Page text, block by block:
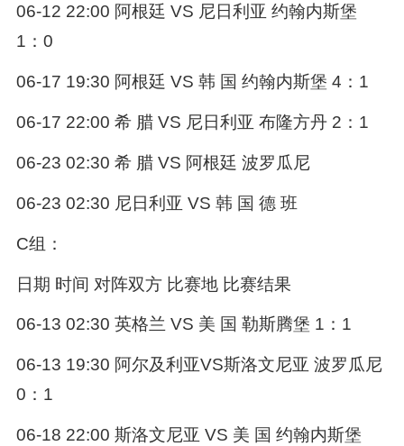
06-12 22:00 阿根廷 VS 尼日利亚 约翰内斯堡
1：0
06-17 19:30 阿根廷 VS 韩 国 约翰内斯堡 4：1
06-17 22:00 希 腊 VS 尼日利亚 布隆方丹 2：1
06-23 02:30 希 腊 VS 阿根廷 波罗瓜尼
06-23 02:30 尼日利亚 VS 韩 国 德 班
C组：
日期 时间 对阵双方 比赛地 比赛结果
06-13 02:30 英格兰 VS 美 国 勒斯腾堡 1：1
06-13 19:30 阿尔及利亚VS斯洛文尼亚 波罗瓜尼
0：1
06-18 22:00 斯洛文尼亚 VS 美 国 约翰内斯堡